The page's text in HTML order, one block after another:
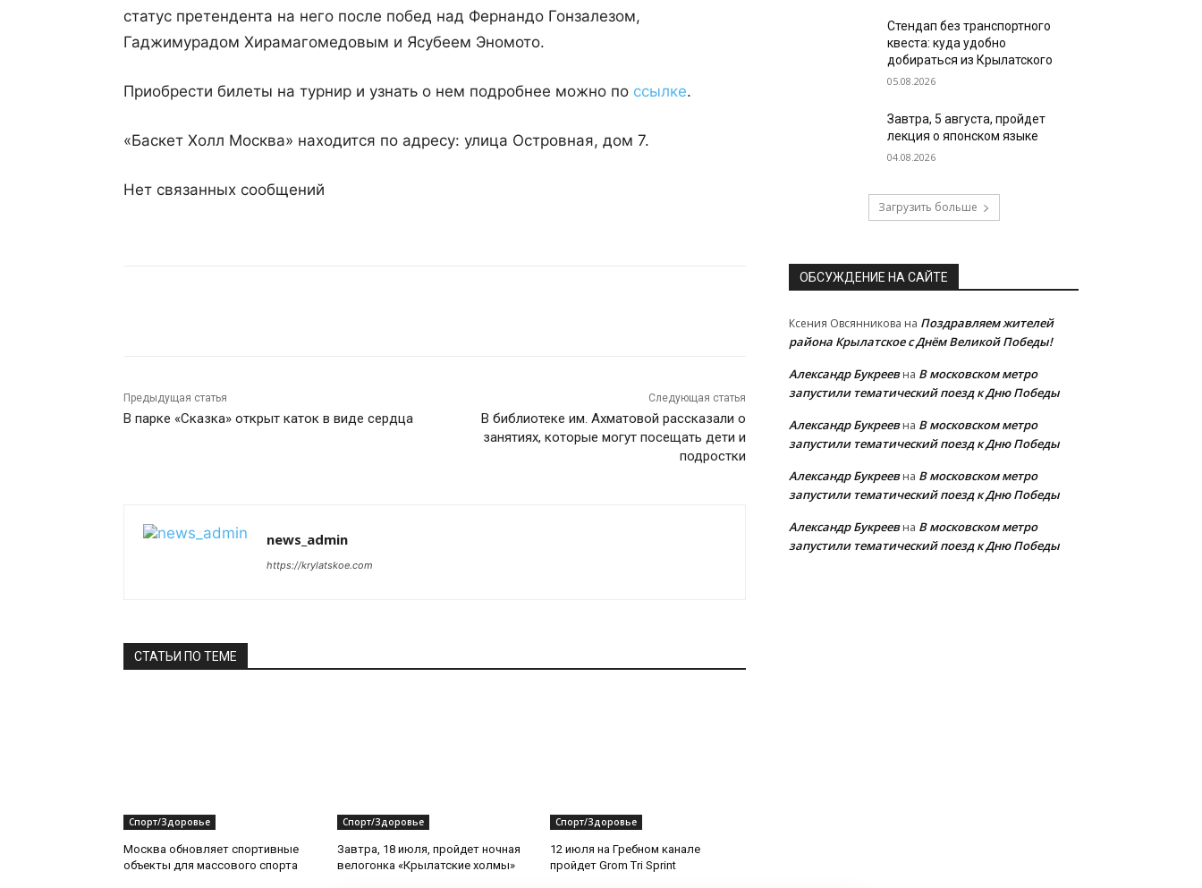
статус претендента на него после побед над Фернандо Гонзалезом,
Гаджимурадом Хирамагомедовым и Ясубеем Эномото.
Приобрести билеты на турнир и узнать о нем подробнее можно по ссылке.
«Баскет Холл Москва» находится по адресу: улица Островная, дом 7.
Нет связанных сообщений
Предыдущая статья
В парке «Сказка» открыт каток в виде сердца
Следующая статья
В библиотеке им. Ахматовой рассказали о
занятиях, которые могут посещать дети и
подростки
news_admin
https://krylatskoe.com
СТАТЬИ ПО ТЕМЕ
Спорт/Здоровье
Москва обновляет спортивные
объекты для массового спорта
Спорт/Здоровье
Завтра, 18 июля, пройдет ночная
велогонка «Крылатские холмы»
Спорт/Здоровье
12 июля на Гребном канале
пройдет Grom Tri Sprint
Стендап без транспортного
квеста: куда удобно
добираться из Крылатского
05.08.2026
Завтра, 5 августа, пройдет
лекция о японском языке
04.08.2026
Загрузить больше
ОБСУЖДЕНИЕ НА САЙТЕ
Ксения Овсянникова на Поздравляем жителей
района Крылатское с Днём Великой Победы!
Александр Букреевна В московском метро
запустили тематический поезд к Дню Победы
Александр Букреевна В московском метро
запустили тематический поезд к Дню Победы
Александр Букреевна В московском метро
запустили тематический поезд к Дню Победы
Александр Букреевна В московском метро
запустили тематический поезд к Дню Победы